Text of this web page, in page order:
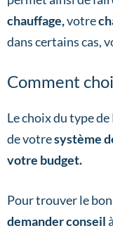
chauffage,votre
dans certains cas,
Comment
Le choix du type
de votresystème
votre budget.
Pour trouver le
demander conseil